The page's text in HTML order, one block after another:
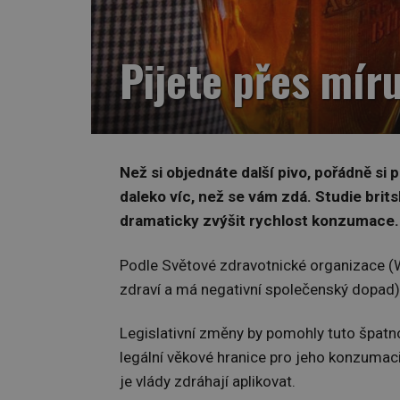
Pijete přes
Než si objednáte další pivo, pořádně
daleko víc, než se vám zdá. Studie
dramaticky zvýšit rychlost konzumace.
Podle Světové zdravotnické organizace
zdraví a má negativní společenský
Legislativní změny by pomohly tuto
legální věkové hranice pro jeho
je vlády zdráhají aplikovat.